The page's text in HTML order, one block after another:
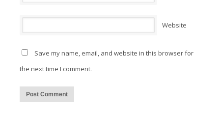
Website
Save my name, email, and website in this browser for
the next time I comment.